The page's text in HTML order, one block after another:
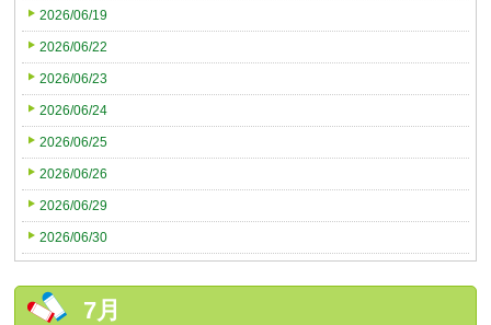
2026/06/19
2026/06/22
2026/06/23
2026/06/24
2026/06/25
2026/06/26
2026/06/29
2026/06/30
7月